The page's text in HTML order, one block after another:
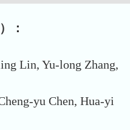
：
Lin, Yu-long Zhang,
yu Chen, Hua-yi